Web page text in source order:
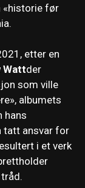
«historie før
etter en
Wattder
som ville
albumets
hans
tatt ansvar for
i et verk